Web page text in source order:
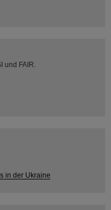
und FAIR.
in der Ukraine